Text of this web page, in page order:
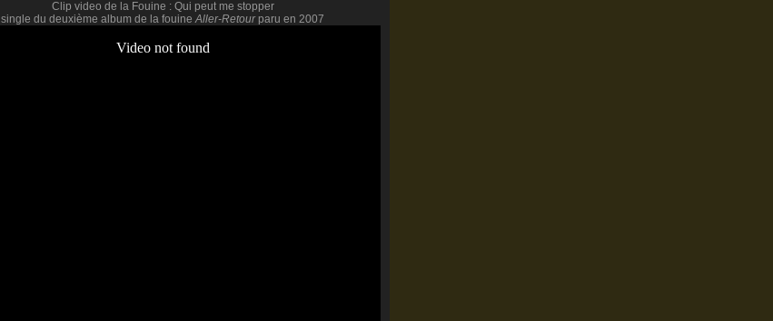
Clip video de la Fouine : Qui peut me stopper
single du deuxième album de la fouineAller-Retourparu en 2007